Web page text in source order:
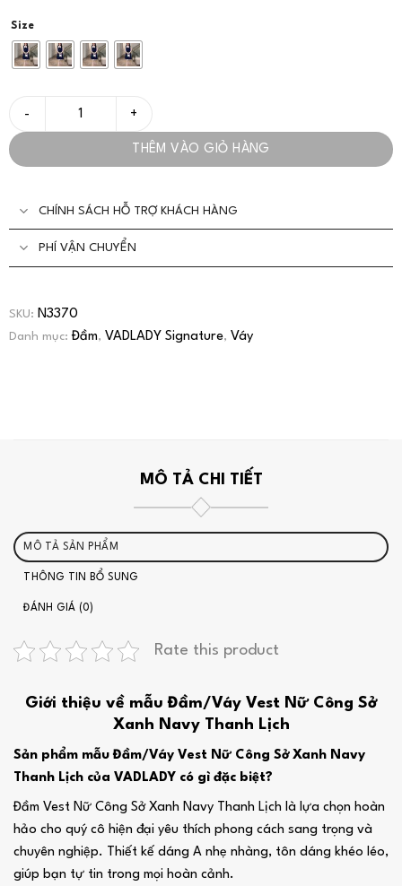
Size
Đầm/Váy Vest Nữ Công Sở Xanh Navy Thanh Lịch - VADLADY
THÊM VÀO GIỎ HÀNG
CHÍNH SÁCH HỖ TRỢ KHÁCH HÀNG
PHÍ VẬN CHUYỂN
SKU: N3370
Danh mục:Đầm, VADLADY Signature, Váy
MÔ TẢ CHI TIẾT
MÔ TẢ SẢN PHẨM
THÔNG TIN BỔ SUNG
ĐÁNH GIÁ (0)
Rate this product
Giới thiệu về mẫu Đầm/Váy Vest Nữ Công Sở
Xanh Navy Thanh Lịch
Sản phẩm mẫu Đầm/Váy Vest Nữ Công Sở Xanh Navy
Thanh Lịch của VADLADY có gì đặc biệt?
Đầm Vest Nữ Công Sở Xanh Navy Thanh Lịch là lựa chọn hoàn
hảo cho quý cô hiện đại yêu thích phong cách sang trọng và
chuyên nghiệp. Thiết kế dáng A nhẹ nhàng, tôn dáng khéo léo,
giúp bạn tự tin trong mọi hoàn cảnh.